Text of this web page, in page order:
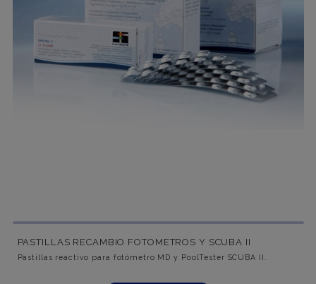
PASTILLAS RECAMBIO FOTOMETROS Y SCUBA II
Pastillas reactivo para fotómetro MD y PoolTester SCUBA II.